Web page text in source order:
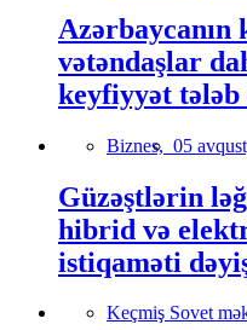
Azərbaycanın
vətəndaşlar
keyfiyyət
Biznes, 05
Güzəştlərin
hibrid və
istiqaməti
Keçmiş Sovet